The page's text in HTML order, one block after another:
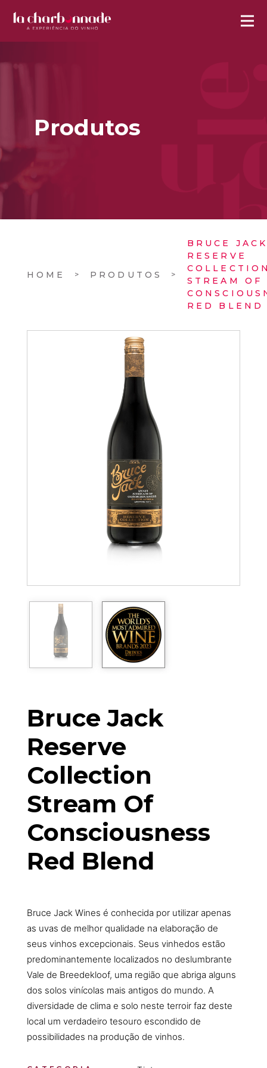
Produtos
HOME PRODUTOS
BRUCE
RESERVE
STREAM OF
RED BLEND
Bruce Jack
Reserve
Collection
Stream Of
Consciousness
Red Blend
Bruce Jack Wines é conhecida por utilizar apenas
as uvas de melhor qualidade na elaboração de
seus vinhos excepcionais. Seus vinhedos estão
predominantemente localizados no deslumbrante
Vale de Breedekloof, uma região que abriga alguns
dos solos vinícolas mais antigos do mundo. A
diversidade de clima e solo neste terroir faz deste
local um verdadeiro tesouro escondido de
possibilidades na produção de vinhos.